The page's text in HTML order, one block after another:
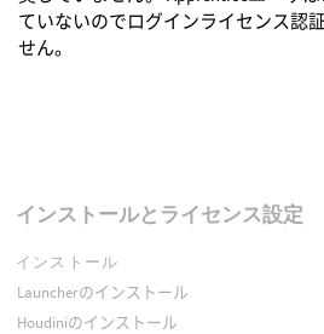
ていないのでログインライセンス認
せん。
インストールとライセンス設定
インストール
Launcherのインストール
Houdiniのインストール